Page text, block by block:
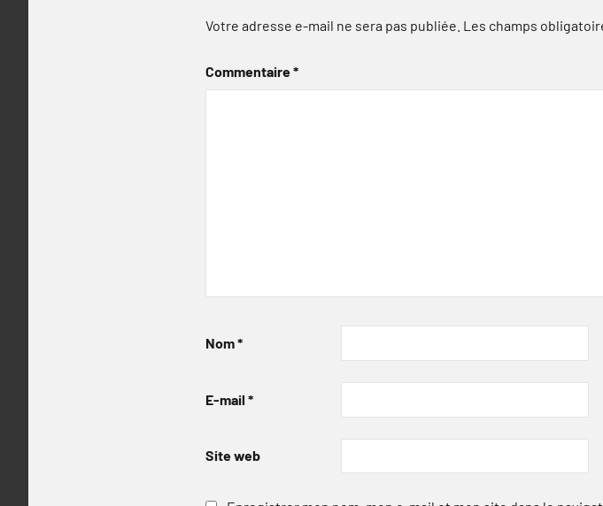
Votre adresse e-mail ne sera pas publiée. Les champs
Commentaire*
Nom*
E-mail *
Site web